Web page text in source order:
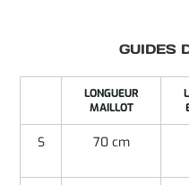
GUIDES
LONGUEUR
MAILLOT
S 70 cm